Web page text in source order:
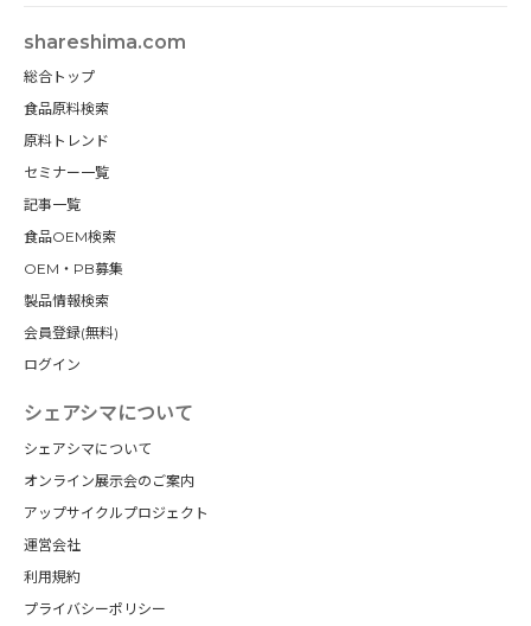
shareshima.com
総合トップ
食品原料検索
原料トレンド
セミナー一覧
記事一覧
食品OEM検索
OEM・PB募集
製品情報検索
会員登録(無料)
ログイン
シェアシマについて
シェアシマについて
オンライン展示会のご案内
アップサイクルプロジェクト
運営会社
利用規約
プライバシーポリシー